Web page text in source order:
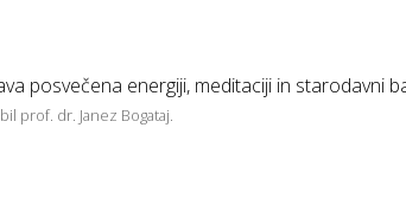
posvečena energiji, meditaciji in starodavni
prof. dr. Janez Bogataj.